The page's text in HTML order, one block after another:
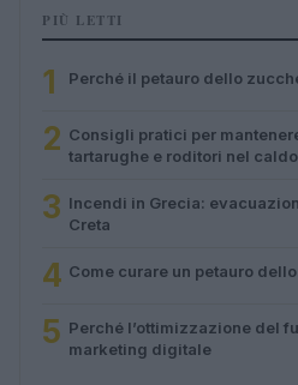
PIÙ LETTI
1 Perché il petauro dello
2 Consigli pratici per
tartarughe e roditori nel
3 Incendi in Grecia:
Creta
4 Come curare un petauro
5 Perché l’ottimizzazione del
marketing digitale